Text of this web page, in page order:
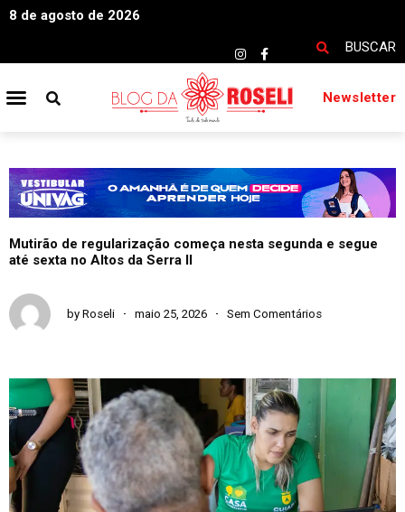
8 de agosto de 2026
BUSCAR
Newsletter
Mutirão de regularização começa nesta segunda e segue
até sexta no Altos da Serra II
by Roseli maio 25, 2026 Sem Comentários